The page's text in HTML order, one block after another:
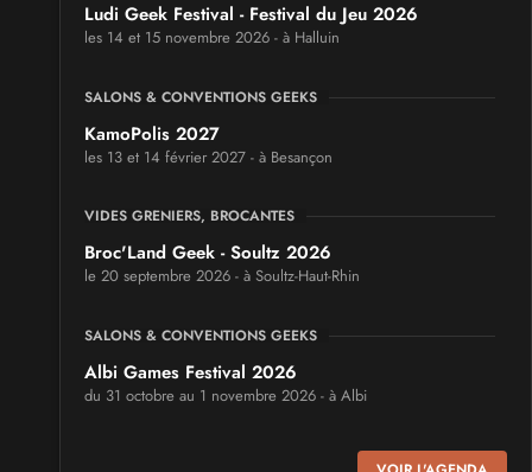
Ludi Geek Festival - Festival du Jeu 2026
les 14 et 15 novembre 2026 - à Halluin
SALONS & CONVENTIONS GEEKS
KamoPolis 2027
les 13 et 14 février 2027 - à Besançon
VIDES GRENIERS, BROCANTES
Broc'Land Geek - Soultz 2026
le 20 septembre 2026 - à Soultz-Haut-Rhin
SALONS & CONVENTIONS GEEKS
Albi Games Festival 2026
du 31 octobre au 1 novembre 2026 - à Albi